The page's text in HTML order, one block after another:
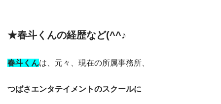
★春斗くんの経歴など(^^♪
春斗くんは、元々、現在の所属事務所、
つばさエンタテイメントのスクールに